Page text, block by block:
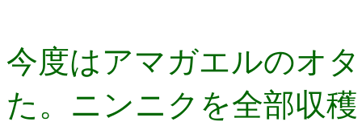
今度はアマガエルのオ
た。ニンニクを全部収